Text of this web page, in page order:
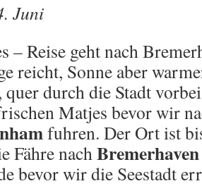
Juni
– Reise geht nach
reicht, Sonne aber
quer durch die Stadt
Matjes bevor wir
fuhren. Der Ort ist
Fähre nachBremerhaven
bevor wir die Seestadt